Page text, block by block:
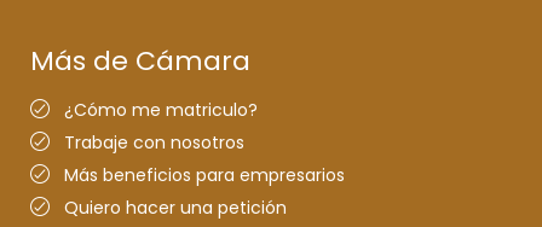
Más de Cámara
¿Cómo me matriculo?
Trabaje con nosotros
Más beneficios para empresarios
Quiero hacer una petición